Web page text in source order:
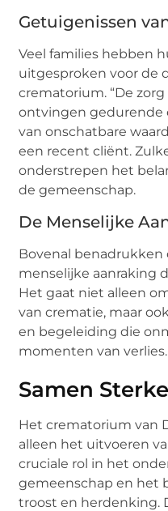
Getuigenissen
Veel families hebben
uitgesproken voor de
crematorium. “De
ontvingen gedurende
van onschatbare
een recent cliënt.
onderstrepen het
de gemeenschap.
De Menselijke
Bovenal benadrukken
menselijke aanraking
Het gaat niet alleen
van crematie, maar
en begeleiding die
momenten van verlies.
Samen
Het crematorium van
alleen het uitvoeren
cruciale rol in het
gemeenschap en het
troost en herdenking.